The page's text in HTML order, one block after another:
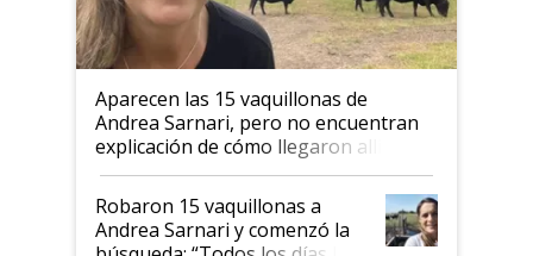
Aparecen las 15 vaquillonas de
Andrea Sarnari, pero no encuentran
explicación de cómo llegaron allí
Robaron 15 vaquillonas a
Andrea Sarnari y comenzó la